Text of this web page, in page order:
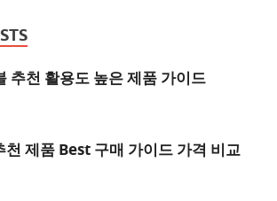
추천 활용도 높은 제품 가이드
천 제품 Best 구매 가이드 가격 비교